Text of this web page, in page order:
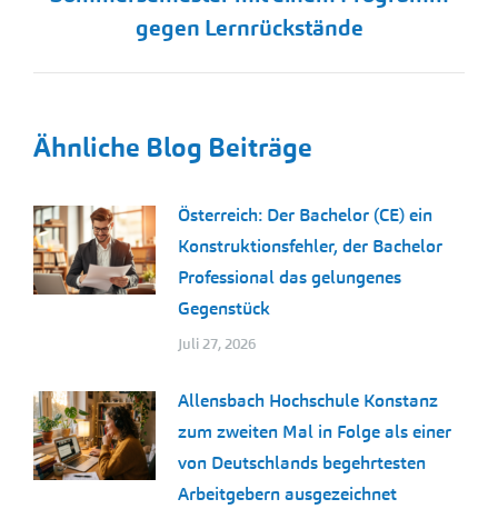
Beitrag:
gegen Lernrückstände
Ähnliche Blog Beiträge
Österreich: Der Bachelor (CE) ein
Konstruktionsfehler, der Bachelor
Professional das gelungenes
Gegenstück
Juli 27, 2026
Allensbach Hochschule Konstanz
zum zweiten Mal in Folge als einer
von Deutschlands begehrtesten
Arbeitgebern ausgezeichnet